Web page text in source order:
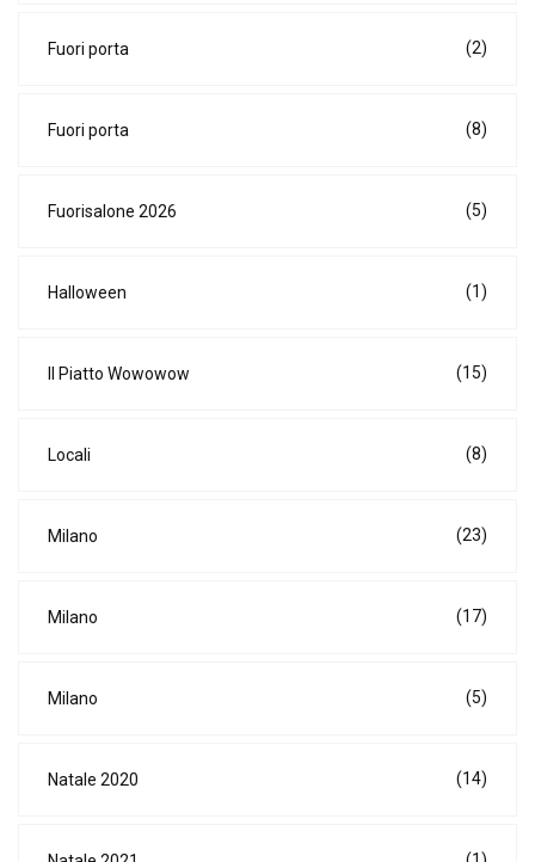
Fuori porta (2)
Fuori porta (8)
Fuorisalone 2026 (5)
Halloween (1)
Il Piatto Wowowow (15)
Locali (8)
Milano (23)
Milano (17)
Milano (5)
Natale 2020 (14)